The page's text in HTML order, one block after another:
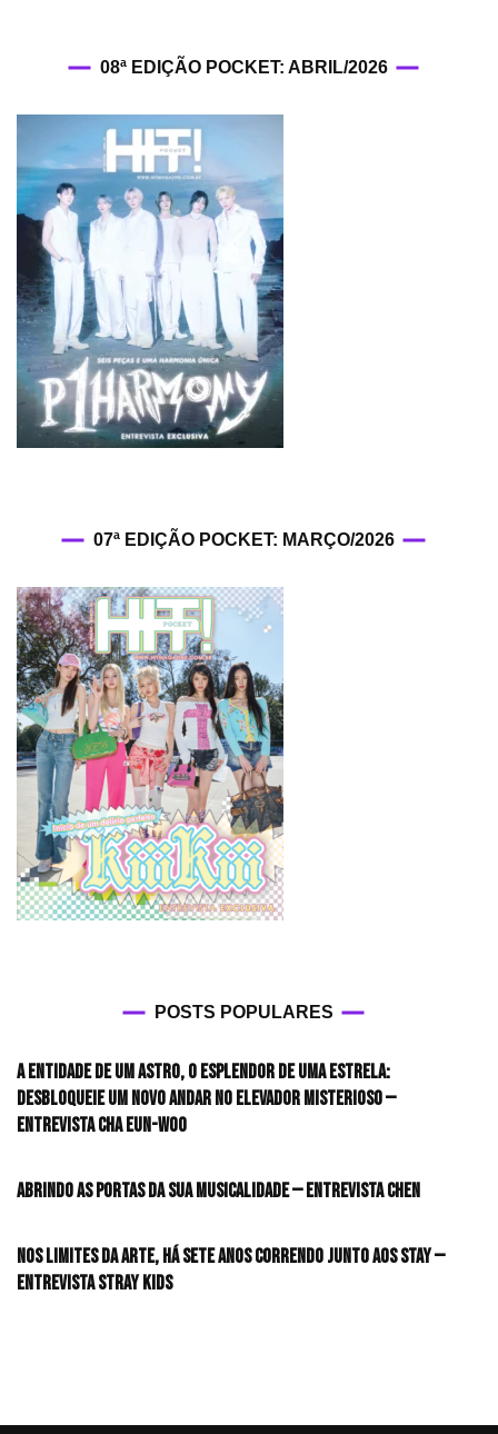
08ª EDIÇÃO POCKET: ABRIL/2026
07ª EDIÇÃO POCKET: MARÇO/2026
POSTS POPULARES
A entidade de um astro, o esplendor de uma estrela:
desbloqueie um novo andar no elevador misterioso —
Entrevista CHA EUN-WOO
Abrindo as portas da sua musicalidade — Entrevista CHEN
Nos limites da arte, há sete anos correndo junto aos STAY —
Entrevista Stray Kids